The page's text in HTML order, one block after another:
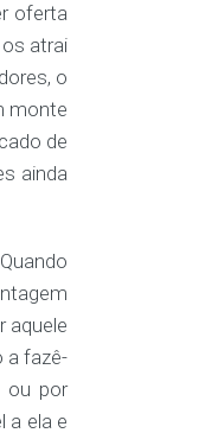
oferta
atrai
o
monte
de
ainda
aquele
a fazê-
ou por
a ela e